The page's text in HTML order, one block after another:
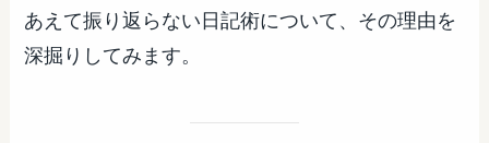
あえて振り返らない日記術について、その理由を
深掘りしてみます。